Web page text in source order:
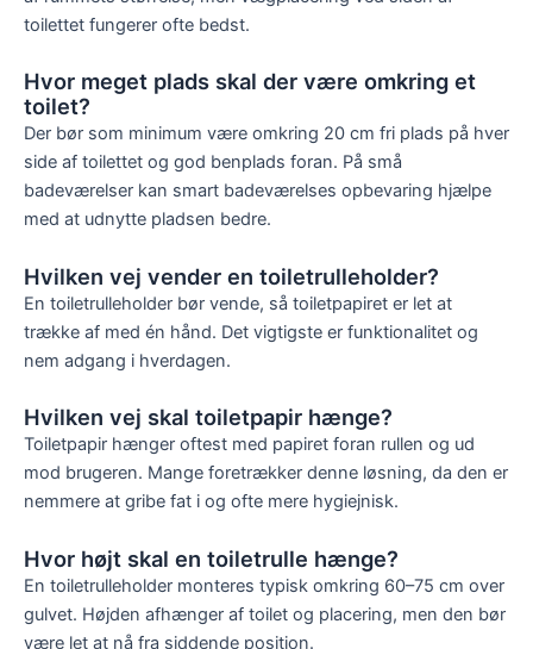
toilettet fungerer ofte bedst.
Hvor meget plads skal der være omkring et
toilet?
Der bør som minimum være omkring 20 cm fri plads på hver
side af toilettet og god benplads foran. På små
badeværelser kan smart badeværelses opbevaring hjælpe
med at udnytte pladsen bedre.
Hvilken vej vender en toiletrulleholder?
En toiletrulleholder bør vende, så toiletpapiret er let at
trække af med én hånd. Det vigtigste er funktionalitet og
nem adgang i hverdagen.
Hvilken vej skal toiletpapir hænge?
Toiletpapir hænger oftest med papiret foran rullen og ud
mod brugeren. Mange foretrækker denne løsning, da den er
nemmere at gribe fat i og ofte mere hygiejnisk.
Hvor højt skal en toiletrulle hænge?
En toiletrulleholder monteres typisk omkring 60–75 cm over
gulvet. Højden afhænger af toilet og placering, men den bør
være let at nå fra siddende position.